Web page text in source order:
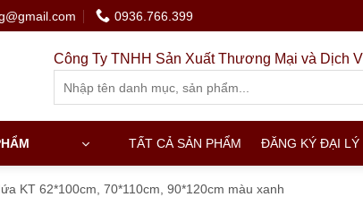
0936.766.399
Công Ty TNHH Sản Xuất Thương Mại và Dịch
TẤT CẢ SẢN PHẨM ĐĂNG KÝ ĐẠI LÝ
KT 62*100cm, 70*110cm, 90*120cm màu xanh